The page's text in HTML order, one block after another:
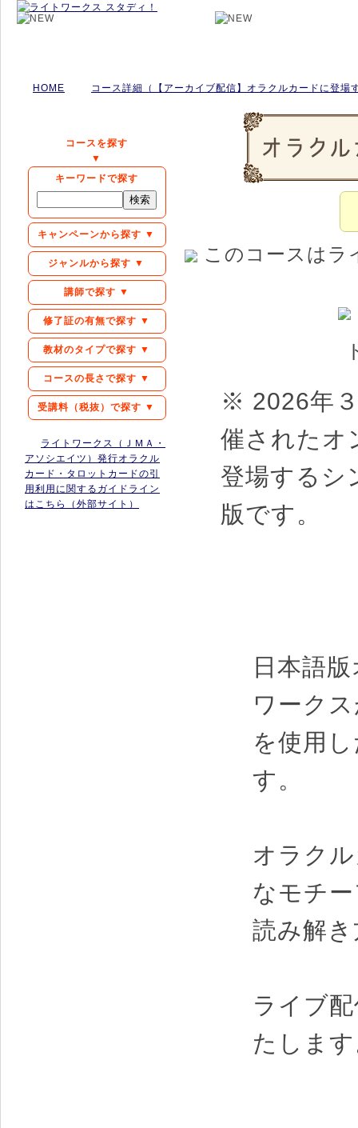
HOME コース詳細（【アーカイブ配信】オラクルカードに登場
コースを探す
▼
キーワードで探す
キャンペーンから探す ▼
ジャンルから探す ▼
講師で探す ▼
修了証の有無で探す ▼
教材のタイプで探す ▼
コースの長さで探す ▼
受講料（税抜）で探す ▼
ライトワークス（ＪＭＡ・
アソシエイツ）発行オラクル
カード・タロットカードの引
用利用に関するガイドライン
はこちら（外部サイト）
このコースはラ
※ 2026年
催されたオ
登場するシ
版です。
日本語
ワーク
を使用
す。
オラク
なモチ
読み解
ライブ
たしま